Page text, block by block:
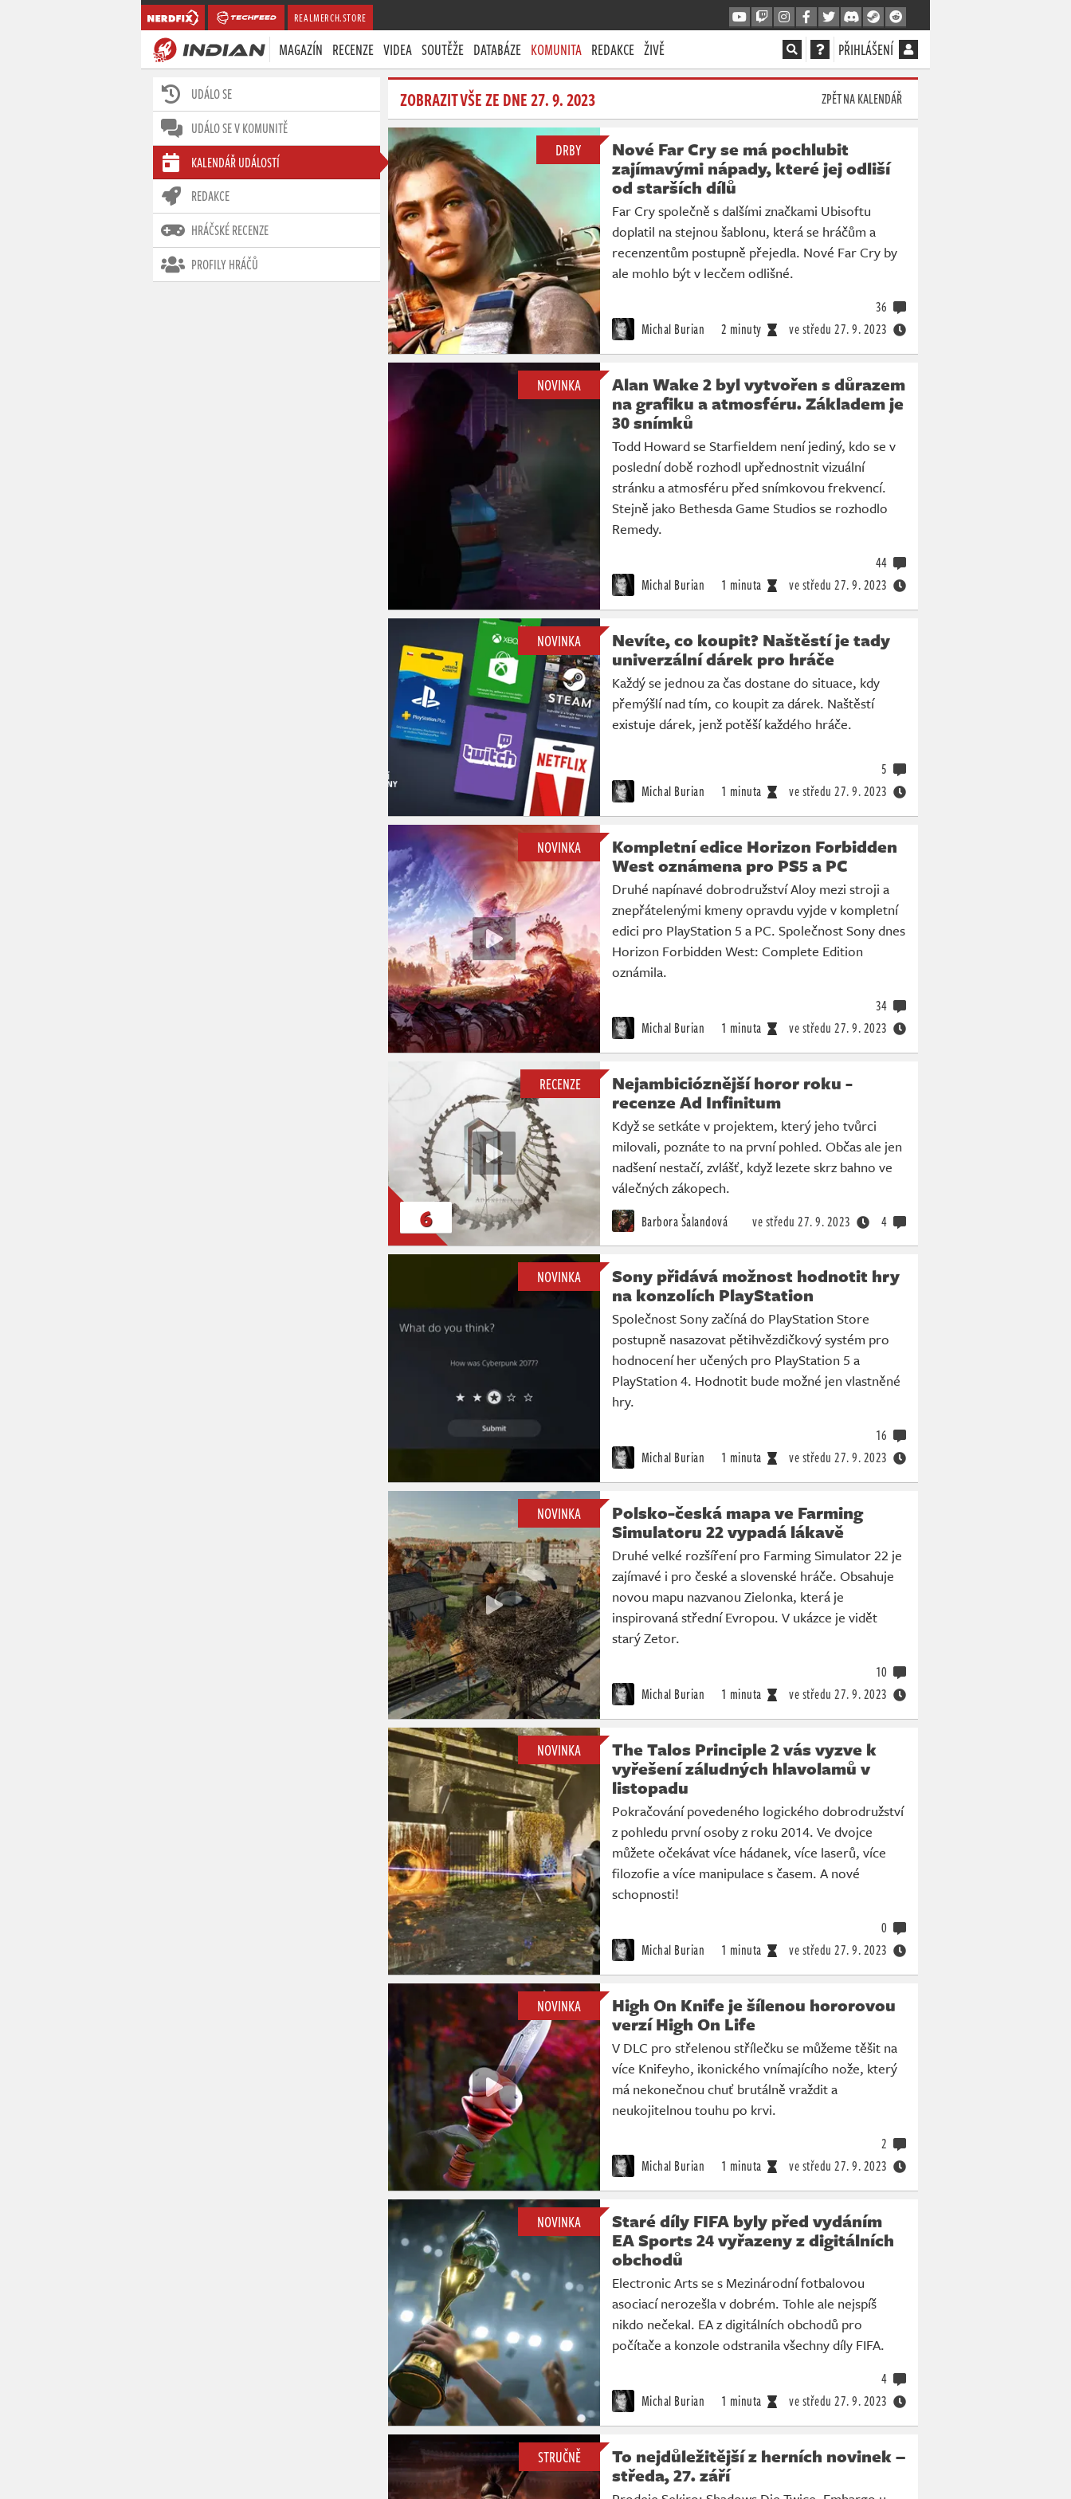
REALMERCH.STORE
MAGAZÍN RECENZE VIDEA SOUTĚŽE DATABÁZE KOMUNITA REDAKCE ŽIVĚ PŘIHLÁŠENÍ
UDÁLO SE
UDÁLO SE V KOMUNITĚ
KALENDÁŘ UDÁLOSTÍ
REDAKCE
HRÁČSKÉ RECENZE
PROFILY HRÁČŮ
ZOBRAZIT VŠE ZE DNE 27. 9. 2023 ZPĚT NA KALENDÁŘ
DRBY
Nové Far Cry se má pochlubit
zajímavými nápady, které jej odliší
od starších dílů
Far Cry společně s dalšími značkami Ubisoftu
doplatil na stejnou šablonu, která se hráčům a
recenzentům postupně přejedla. Nové Far Cry by
ale mohlo být v lecčem odlišné.
Michal Burian 2 minuty ve středu 27. 9. 2023
36
NOVINKA
Alan Wake 2 byl vytvořen s důrazem
na grafiku a atmosféru. Základem je
30 snímků
Todd Howard se Starfieldem není jediný, kdo se v
poslední době rozhodl upřednostnit vizuální
stránku a atmosféru před snímkovou frekvencí.
Stejně jako Bethesda Game Studios se rozhodlo
Remedy.
Michal Burian 1 minuta ve středu 27. 9. 2023
44
NOVINKA
Nevíte, co koupit? Naštěstí je tady
univerzální dárek pro hráče
Každý se jednou za čas dostane do situace, kdy
přemýšlí nad tím, co koupit za dárek. Naštěstí
existuje dárek, jenž potěší každého hráče.
Michal Burian 1 minuta ve středu 27. 9. 2023
5
NOVINKA
Kompletní edice Horizon Forbidden
West oznámena pro PS5 a PC
Druhé napínavé dobrodružství Aloy mezi stroji a
znepřátelenými kmeny opravdu vyjde v kompletní
edici pro PlayStation 5 a PC. Společnost Sony dnes
Horizon Forbidden West: Complete Edition
oznámila.
Michal Burian 1 minuta ve středu 27. 9. 2023
34
RECENZE
6
Nejambicióznější horor roku -
recenze Ad Infinitum
Když se setkáte v projektem, který jeho tvůrci
milovali, poznáte to na první pohled. Občas ale jen
nadšení nestačí, zvlášť, když lezete skrz bahno ve
válečných zákopech.
Barbora Šalandová ve středu 27. 9. 2023 4
NOVINKA
Sony přidává možnost hodnotit hry
na konzolích PlayStation
Společnost Sony začíná do PlayStation Store
postupně nasazovat pětihvězdičkový systém pro
hodnocení her učených pro PlayStation 5 a
PlayStation 4. Hodnotit bude možné jen vlastněné
hry.
Michal Burian 1 minuta ve středu 27. 9. 2023
16
NOVINKA
Polsko-česká mapa ve Farming
Simulatoru 22 vypadá lákavě
Druhé velké rozšíření pro Farming Simulator 22 je
zajímavé i pro české a slovenské hráče. Obsahuje
novou mapu nazvanou Zielonka, která je
inspirovaná střední Evropou. V ukázce je vidět
starý Zetor.
Michal Burian 1 minuta ve středu 27. 9. 2023
10
NOVINKA
The Talos Principle 2 vás vyzve k
vyřešení záludných hlavolamů v
listopadu
Pokračování povedeného logického dobrodružství
z pohledu první osoby z roku 2014. Ve dvojce
můžete očekávat více hádanek, více laserů, více
filozofie a více manipulace s časem. A nové
schopnosti!
Michal Burian 1 minuta ve středu 27. 9. 2023
0
NOVINKA
High On Knife je šílenou hororovou
verzí High On Life
V DLC pro střelenou střílečku se můžeme těšit na
více Knifeyho, ikonického vnímajícího nože, který
má nekonečnou chuť brutálně vraždit a
neukojitelnou touhu po krvi.
Michal Burian 1 minuta ve středu 27. 9. 2023
2
NOVINKA
Staré díly FIFA byly před vydáním
EA Sports 24 vyřazeny z digitálních
obchodů
Electronic Arts se s Mezinárodní fotbalovou
asociací nerozešla v dobrém. Tohle ale nejspíš
nikdo nečekal. EA z digitálních obchodů pro
počítače a konzole odstranila všechny díly FIFA.
Michal Burian 1 minuta ve středu 27. 9. 2023
4
STRUČNĚ
To nejdůležitější z herních novinek –
středa, 27. září